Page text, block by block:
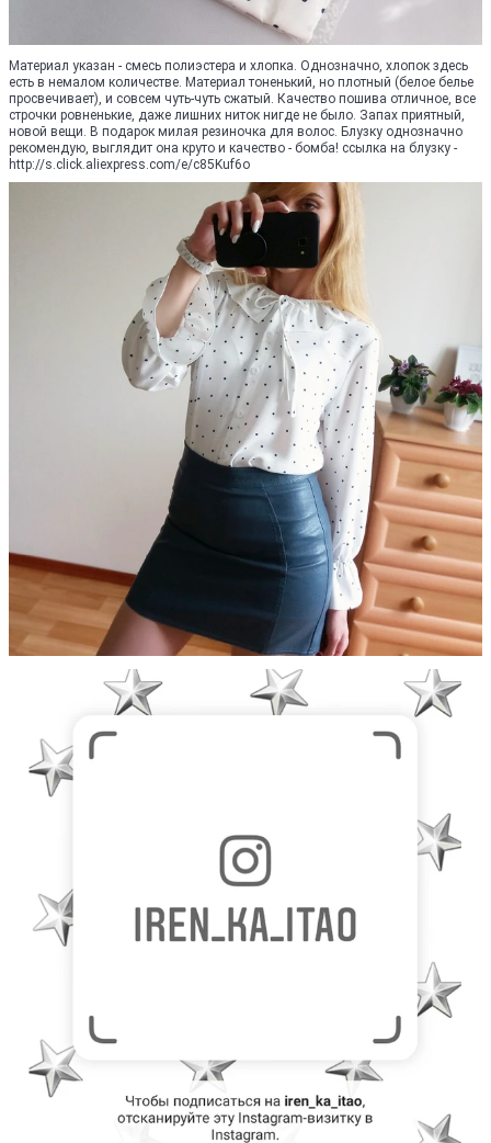
Материал указан - смесь полиэстера и хлопка. Однозначно, хлопок здесь
есть в немалом количестве. Материал тоненький, но плотный (белое белье
просвечивает), и совсем чуть-чуть сжатый. Качество пошива отличное, все
строчки ровненькие, даже лишних ниток нигде не было. Запах приятный,
новой вещи. В подарок милая резиночка для волос. Блузку однозначно
рекомендую, выглядит она круто и качество - бомба! ссылка на блузку -
http://s.click.aliexpress.com/e/c85Kuf6o